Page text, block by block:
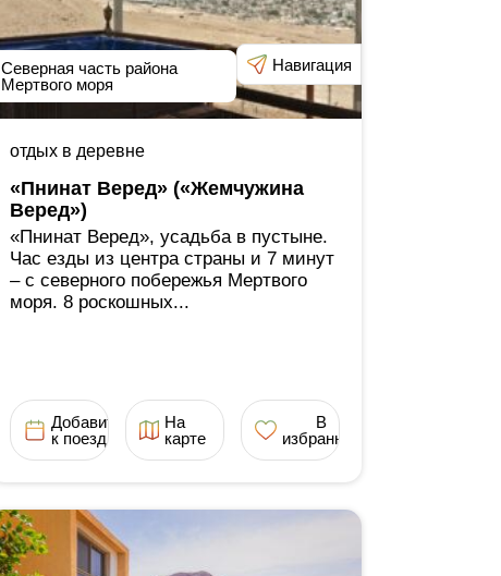
Северная часть района
Мертвого моря
Навигация
отдых в деревне
«Пнинат Веред» («Жемчужина
Веред»)
«Пнинат Веред», усадьба в пустыне.
Час езды из центра страны и 7 минут
‒ с северного побережья Мертвого
моря. 8 роскошных...
Добавить
к поездке
На
карте
В
избранное